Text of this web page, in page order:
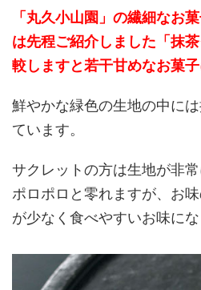
「丸久小山園」の繊細なお
は先程ご紹介しました「抹
較しますと若干甘めなお菓
鮮やかな緑色の生地の中に
ています。
サクレットの方は生地が非
ポロポロと零れますが、お
が少なく食べやすいお味にな